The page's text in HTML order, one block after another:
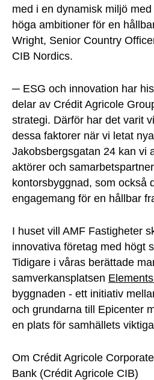
med i en dynamisk miljö
höga ambitioner för en
Wright, Senior Country
CIB Nordics.
─ ESG och innovation har
delar av Crédit Agricole
strategi. Därför har det varit
dessa faktorer när vi letat
Jakobsbergsgatan 24 kan vi
aktörer och
kontorsbyggnad, som också
engagemang för en hållbar
I huset vill AMF Fastigheter
innovativa företag med högt
Tidigare i våras berättade
samverkansplatsen Elements
byggnaden - ett initiativ
och grundarna till Epicenter
en plats för samhällets
Om Crédit Agricole
Bank (Crédit Agricole CIB)